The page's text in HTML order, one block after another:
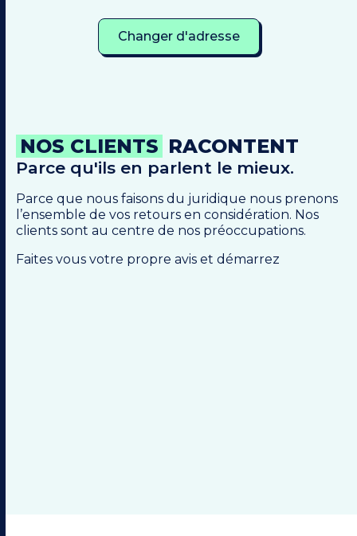
Changer d'adresse
NOS CLIENTS RACONTENT
Parce qu'ils en parlent le mieux.
Parce que nous faisons du juridique nous prenons
l’ensemble de vos retours en considération. Nos
clients sont au centre de nos préoccupations.
Faites vous votre propre avis et démarrez